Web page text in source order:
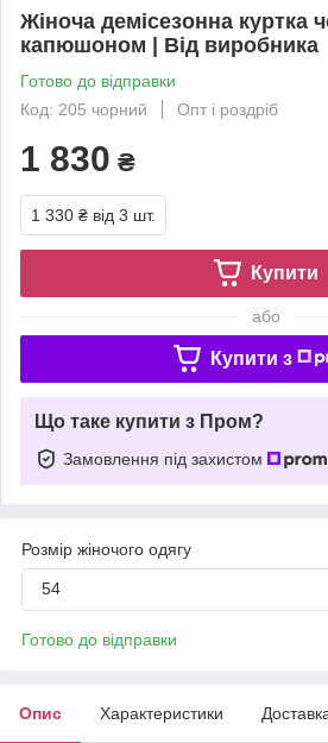
Жіноча демісезонна куртка
капюшоном | Від виробника
Готово до відправки
Код: 205 чорний
Опт і роздріб
1 830 ₴
1 330 ₴ від 3 шт.
Купити
або
Купити з
Що таке купити з Пром?
Замовлення під захистом
Розмір жіночого одягу
54
Готово до відправки
Опис Характеристики